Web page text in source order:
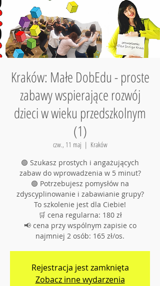
Kraków: Małe DobEdu - proste
zabawy wspierające rozwój
dzieci w wieku przedszkolnym
(1)
czw., 11 maj
  |
Kraków
🟢 Szukasz prostych i angażujących
zabaw do wprowadzenia w 5 minut?
🟢 Potrzebujesz pomysłów na
zdyscyplinowanie i zabawianie grupy?
To szkolenie jest dla Ciebie!
🛒 cena regularna: 180 zł
📢 cena przy wspólnym zapisie co
najmniej 2 osób: 165 zł/os.
Rejestracja jest zamknięta
Zobacz inne wydarzenia